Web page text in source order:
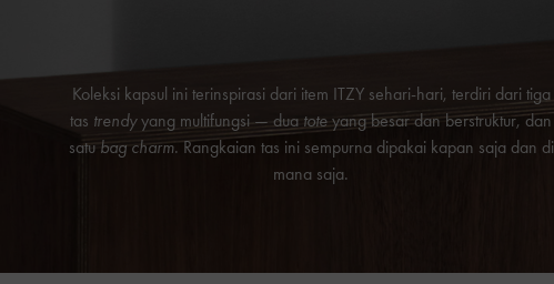
Koleksi kapsul ini terinspirasi dari item ITZY sehari-hari, terdiri dari tiga
tas trendyyang multifungsi — dua tote yang besar dan berstruktur, dan
satu bag charm. Rangkaian tas ini sempurna dipakai kapan saja dan di
mana saja.